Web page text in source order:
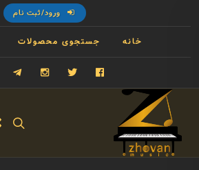
ورود/ثبت نام
خانه جستجوی محصولات
فیسبوک توییتر اینستاگرام